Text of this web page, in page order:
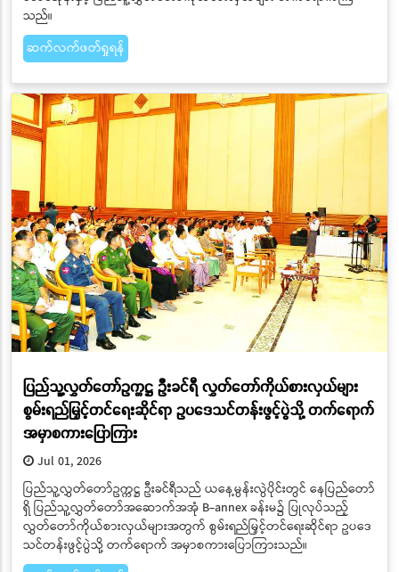
သည်။
ဆက်လက်ဖတ်ရှုရန်
ပြည်သူ့လွှတ်တော်ဥက္ကဋ္ဌ ဦးခင်ရီ လွှတ်တော်ကိုယ်စားလှယ်များ
စွမ်းရည်မြှင့်တင်ရေးဆိုင်ရာ ဥပဒေသင်တန်းဖွင့်ပွဲသို့ တက်ရောက်
အမှာစကားပြောကြား
Jul 01, 2026
ပြည်သူ့လွှတ်တော်ဥက္ကဋ္ဌ ဦးခင်ရီသည် ယနေ့မွန်းလွဲပိုင်းတွင် နေပြည်တော်
ရှိ ပြည်သူ့လွှတ်တော်အဆောက်အအုံ B-annex ခန်းမ၌ ပြုလုပ်သည့်
လွှတ်တော်ကိုယ်စားလှယ်များအတွက် စွမ်းရည်မြှင့်တင်ရေးဆိုင်ရာ ဥပဒေ
သင်တန်းဖွင့်ပွဲသို့ တက်ရောက် အမှာစကားပြောကြားသည်။